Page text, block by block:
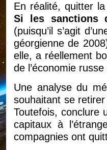
En réalité, quitter
Si les sanctions
(puisqu’il s’agit
géorgienne de
elle, a réellement
de l’économie
Une analyse du
souhaitant se
Toutefois, conclure
capitaux à
compagnies ont